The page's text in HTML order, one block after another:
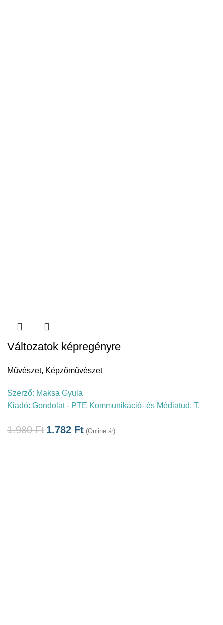
Változatok képregényre
Művészet, Képzőművészet
Szerző: Maksa Gyula
Kiadó: Gondolat - PTE Kommunikáció- és Médiatud. T.
1.980Ft 1.782 Ft (Online ár)